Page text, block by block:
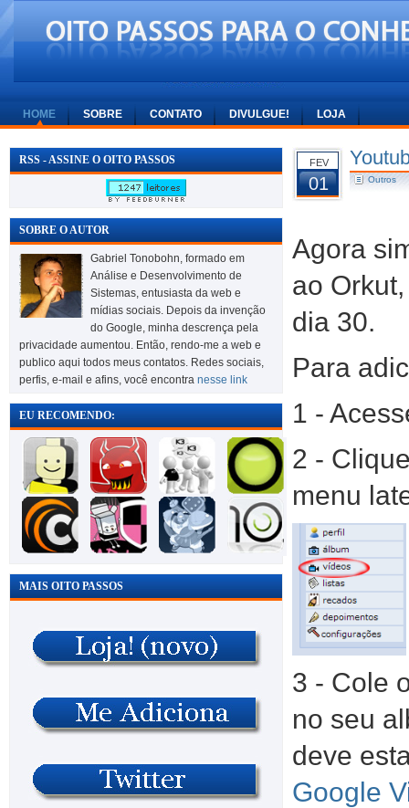
HOME SOBRE CONTATO DIVULGUE! LOJA
RSS - ASSINE O OITO PASSOS
SOBRE O AUTOR
Gabriel Tonobohn, formado em
Análise e Desenvolvimento de
Sistemas, entusiasta da web e
mídias sociais. Depois da invenção
do Google, minha descrença pela
privacidade aumentou. Então, rendo-me a web e
publico aqui todos meus contatos. Redes sociais,
perfis, e-mail e afins, você encontra nesse link
EU RECOMENDO:
MAIS OITO PASSOS
FEV
01 Outros
Agora
ao
dia 30.
Para
1 -
2 -
menu
3 - Cole
no seu
deve
Google